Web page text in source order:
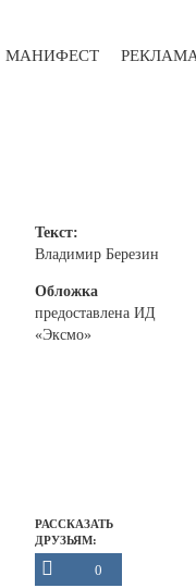
МАНИФЕСТ
Текст:
Владимир Березин
Обложка
предоставлена ИД
«Эксмо»
РАССКАЗАТЬ
ДРУЗЬЯМ:
0